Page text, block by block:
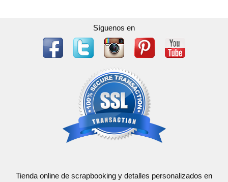
Síguenos en
Tienda online de scrapbooking y detalles personalizados en